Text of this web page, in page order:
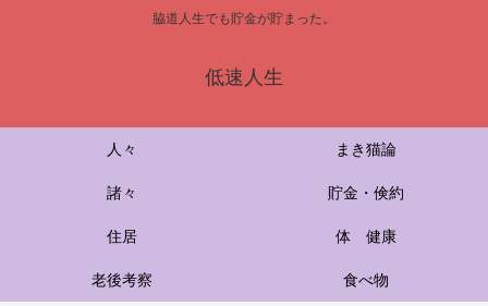
脇道人生でも貯金が貯まった。
低速人生
人々 まき猫論
諸々 貯金・倹約
住居 体 健康
老後考察 食べ物